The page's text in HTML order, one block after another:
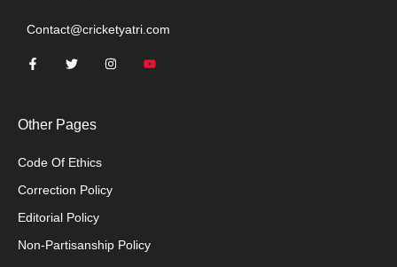
Contact@cricketyatri.com
Other Pages
Code Of Ethics
Correction Policy
Editorial Policy
Non-Partisanship Policy